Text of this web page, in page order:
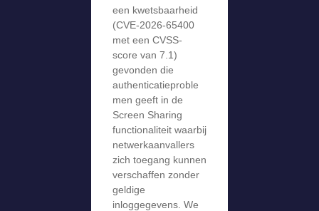
een kwetsbaarheid
(CVE-2026-65400
met een CVSS-
score van 7.1)
gevonden die
authenticatieproble
men geeft in de
Screen Sharing
functionaliteit waarbij
netwerkaanvallers
zich toegang kunnen
verschaffen zonder
geldige
inloggegevens. We